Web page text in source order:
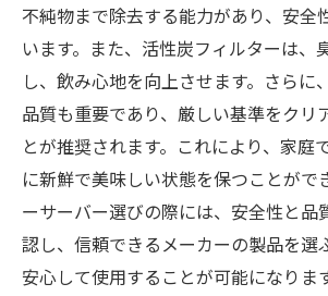
不純物まで除去する能力があり、安全
います。また、活性炭フィルターは、
し、飲み心地を向上させます。さらに
品質も重要であり、厳しい基準をクリ
とが推奨されます。これにより、家庭
に新鮮で美味しい状態を保つことがで
ーサーバー選びの際には、安全性と品
認し、信頼できるメーカーの製品を選
安心して使用することが可能になります